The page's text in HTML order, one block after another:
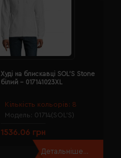
Кількість кольорів: 8
Модель: 01714(SOL’S)
Худі на блискавці SOL'S Stone
білий - 017141023XL
1536.06 грн
Детальніше...